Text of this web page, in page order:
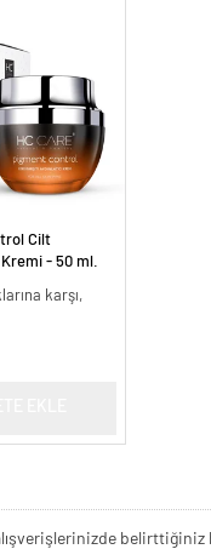
Cilt
Kremi - 50 ml.
karşı,